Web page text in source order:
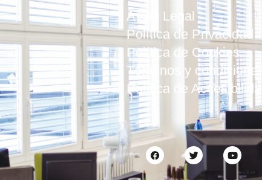
Aviso Legal
Política de Privacidad
Política de Cookies
Términos y condiciones
Política de Accesibilidad